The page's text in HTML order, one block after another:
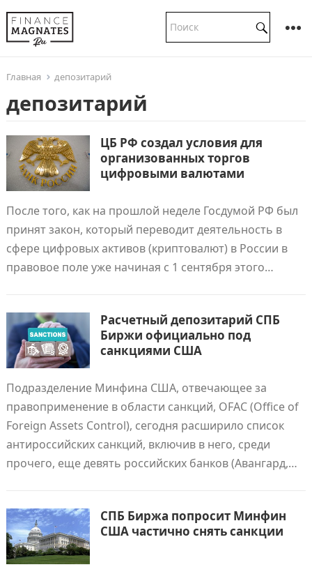
Главная депозитарий
депозитарий
ЦБ РФ создал условия для
организованных торгов
цифровыми валютами
После того, как на прошлой неделе Госдумой РФ был
принят закон, который переводит деятельность в
сфере цифровых активов (криптовалют) в России в
правовое поле уже начиная с 1 сентября этого…
Расчетный депозитарий СПБ
Биржи официально под
санкциями США
Подразделение Минфина США, отвечающее за
правоприменение в области санкций, OFAC (Office of
Foreign Assets Control), сегодня расширило список
антироссийских санкций, включив в него, среди
прочего, еще девять российских банков (Авангард,…
СПБ Биржа попросит Минфин
США частично снять санкции